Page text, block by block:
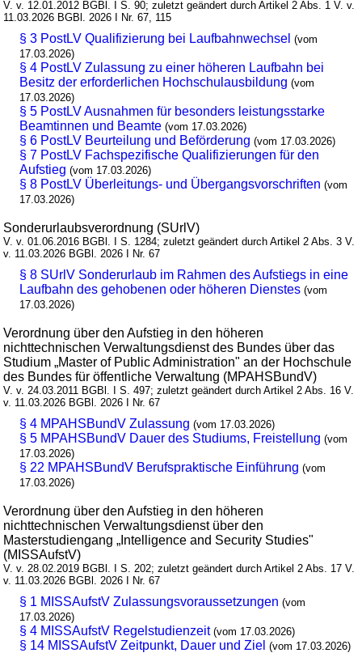
V. v. 12.01.2012 BGBl. I S. 90; zuletzt geändert durch Artikel 2 Abs. 1 V. v.
11.03.2026 BGBl. 2026 I Nr. 67, 115
§ 3 PostLV Qualifizierung bei Laufbahnwechsel (vom
17.03.2026)
§ 4 PostLV Zulassung zu einer höheren Laufbahn bei
Besitz der erforderlichen Hochschulausbildung (vom
17.03.2026)
§ 5 PostLV Ausnahmen für besonders leistungsstarke
Beamtinnen und Beamte (vom 17.03.2026)
§ 6 PostLV Beurteilung und Beförderung (vom 17.03.2026)
§ 7 PostLV Fachspezifische Qualifizierungen für den
Aufstieg (vom 17.03.2026)
§ 8 PostLV Überleitungs- und Übergangsvorschriften (vom
17.03.2026)
Sonderurlaubsverordnung (SUrlV)
V. v. 01.06.2016 BGBl. I S. 1284; zuletzt geändert durch Artikel 2 Abs. 3 V.
v. 11.03.2026 BGBl. 2026 I Nr. 67
§ 8 SUrlV Sonderurlaub im Rahmen des Aufstiegs in eine
Laufbahn des gehobenen oder höheren Dienstes (vom
17.03.2026)
Verordnung über den Aufstieg in den höheren
nichttechnischen Verwaltungsdienst des Bundes über das
Studium „Master of Public Administration" an der Hochschule
des Bundes für öffentliche Verwaltung (MPAHSBundV)
V. v. 24.03.2011 BGBl. I S. 497; zuletzt geändert durch Artikel 2 Abs. 16 V.
v. 11.03.2026 BGBl. 2026 I Nr. 67
§ 4 MPAHSBundV Zulassung (vom 17.03.2026)
§ 5 MPAHSBundV Dauer des Studiums, Freistellung (vom
17.03.2026)
§ 22 MPAHSBundV Berufspraktische Einführung (vom
17.03.2026)
Verordnung über den Aufstieg in den höheren
nichttechnischen Verwaltungsdienst über den
Masterstudiengang „Intelligence and Security Studies"
(MISSAufstV)
V. v. 28.02.2019 BGBl. I S. 202; zuletzt geändert durch Artikel 2 Abs. 17 V.
v. 11.03.2026 BGBl. 2026 I Nr. 67
§ 1 MISSAufstV Zulassungsvoraussetzungen (vom
17.03.2026)
§ 4 MISSAufstV Regelstudienzeit (vom 17.03.2026)
§ 14 MISSAufstV Zeitpunkt, Dauer und Ziel (vom 17.03.2026)